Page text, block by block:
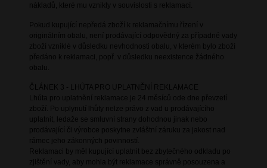
nákladů, které mu vznikly v souvislosti s reklamací.
Pokud kupující nepředá zboží k reklamačnímu řízení v
originálním obalu, není prodávající odpovědný za případné vady
zboží vzniklé v důsledku nevhodnosti obalu, v kterém bylo zboží
předáno k reklamaci, popř. v důsledku neexistence žádného
obalu.
ČLÁNEK 3 - LHŮTA PRO UPLATNĚNÍ REKLAMACE
Lhůta pro uplatnění reklamace je 24 měsíců ode dne převzetí
zboží. Po uplynutí lhůty nelze právo z vad u prodávajícího
uplatnit, ledaže se smluvní strany dohodnou jinak nebo
prodávající či výrobce poskytne zvláštní záruku za jakost nad
rámec jeho zákonných povinností.
Reklamaci by měl kupující uplatnit bez zbytečného odkladu po
zjištění vady, aby mohla být reklamace správně posouzena a